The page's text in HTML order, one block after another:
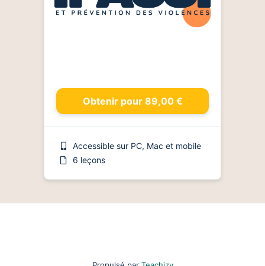
Obtenir pour 89,00 €
Accessible sur PC, Mac et mobile
6 leçons